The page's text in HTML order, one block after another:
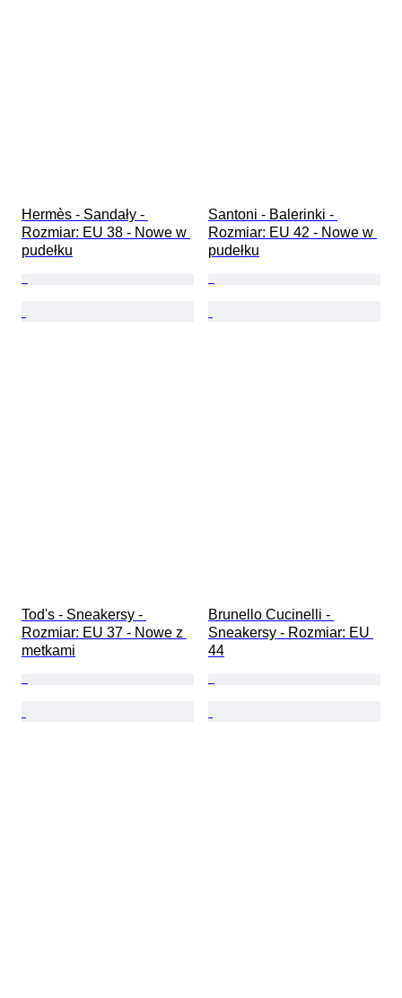
Hermès - Sandały -
Rozmiar: EU 38 - Nowe w
pudełku
Santoni - Balerinki -
Rozmiar: EU 42 - Nowe w
pudełku
Tod's - Sneakersy -
Rozmiar: EU 37 - Nowe z
metkami
Brunello Cucinelli -
Sneakersy - Rozmiar: EU
44